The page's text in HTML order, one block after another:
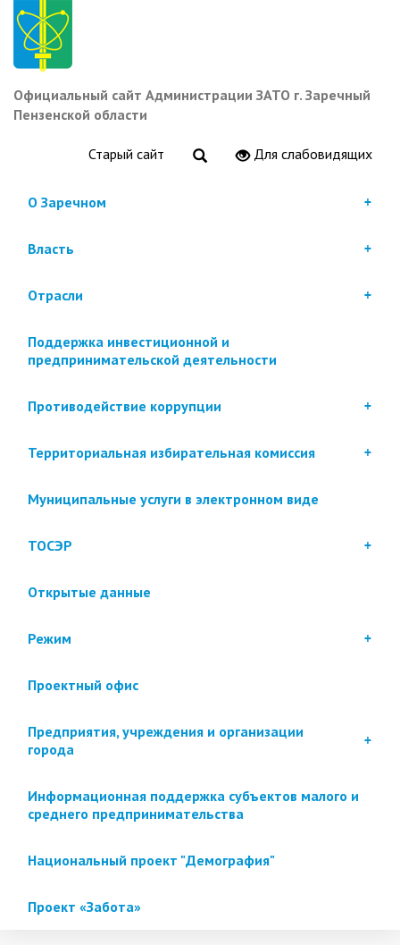
Перейти
основному
содержанию
Официальный сайт Администрации ЗАТО г. Заречный
Пензенской области
Старый сайт Для слабовидящих
О Заречном
Власть
Отрасли
Поддержка инвестиционной и
предпринимательской деятельности
Противодействие коррупции
Территориальная избирательная комиссия
Муниципальные услуги в электронном виде
ТОСЭР
Открытые данные
Режим
Проектный офис
Предприятия, учреждения и организации
города
Информационная поддержка субъектов малого и
среднего предпринимательства
Национальный проект "Демография"
Проект «Забота»